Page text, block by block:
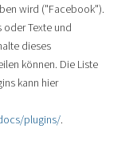
wird ("Facebook").
Texte und
dieses
können. Die Liste
kann hier
plugins/.